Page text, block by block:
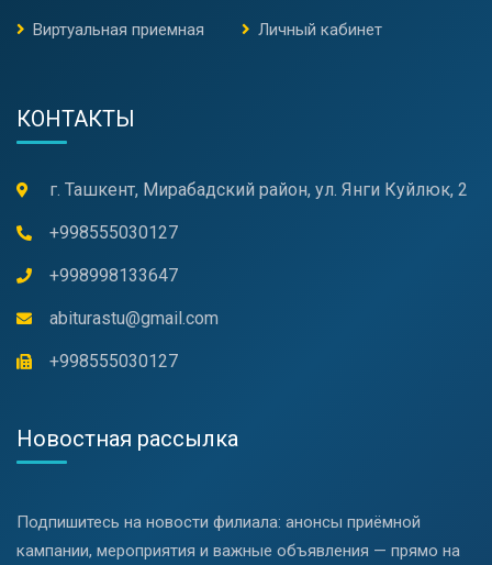
Виртуальная приемная Личный кабинет
КОНТАКТЫ
г. Ташкент, Мирабадский район, ул. Янги Куйлюк, 2
+998555030127
+998998133647
abiturastu@gmail.com
+998555030127
Новостная рассылка
Подпишитесь на новости филиала: анонсы приёмной
кампании, мероприятия и важные объявления — прямо на